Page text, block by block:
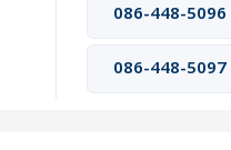
086-448-5096
086-448-5097